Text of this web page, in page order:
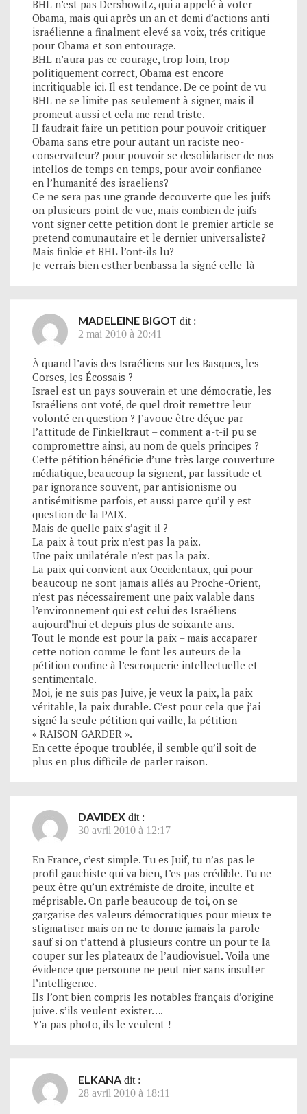
BHL n’est pas Dershowitz, qui a appelé à voter
Obama, mais qui après un an et demi d’actions anti-
israélienne a finalment elevé sa voix, trés critique
pour Obama et son entourage.
BHL n’aura pas ce courage, trop loin, trop
politiquement correct, Obama est encore
incritiquable ici. Il est tendance. De ce point de vu
BHL ne se limite pas seulement à signer, mais il
promeut aussi et cela me rend triste.
Il faudrait faire un petition pour pouvoir critiquer
Obama sans etre pour autant un raciste neo-
conservateur? pour pouvoir se desolidariser de nos
intellos de temps en temps, pour avoir confiance
en l’humanité des israeliens?
Ce ne sera pas une grande decouverte que les juifs
on plusieurs point de vue, mais combien de juifs
vont signer cette petition dont le premier article se
pretend comunautaire et le dernier universaliste?
Mais finkie et BHL l’ont-ils lu?
Je verrais bien esther benbassa la signé celle-là
MADELEINE BIGOT dit :
2 mai 2010 à 20:41
À quand l’avis des Israéliens sur les Basques, les
Corses, les Écossais ?
Israel est un pays souverain et une démocratie, les
Israéliens ont voté, de quel droit remettre leur
volonté en question ? J’avoue être déçue par
l’attitude de Finkielkraut – comment a-t-il pu se
compromettre ainsi, au nom de quels principes ?
Cette pétition bénéficie d’une très large couverture
médiatique, beaucoup la signent, par lassitude et
par ignorance souvent, par antisionisme ou
antisémitisme parfois, et aussi parce qu’il y est
question de la PAIX.
Mais de quelle paix s’agit-il ?
La paix à tout prix n’est pas la paix.
Une paix unilatérale n’est pas la paix.
La paix qui convient aux Occidentaux, qui pour
beaucoup ne sont jamais allés au Proche-Orient,
n’est pas nécessairement une paix valable dans
l’environnement qui est celui des Israéliens
aujourd’hui et depuis plus de soixante ans.
Tout le monde est pour la paix – mais accaparer
cette notion comme le font les auteurs de la
pétition confine à l’escroquerie intellectuelle et
sentimentale.
Moi, je ne suis pas Juive, je veux la paix, la paix
véritable, la paix durable. C’est pour cela que j’ai
signé la seule pétition qui vaille, la pétition
« RAISON GARDER ».
En cette époque troublée, il semble qu’il soit de
plus en plus difficile de parler raison.
DAVIDEX dit :
30 avril 2010 à 12:17
En France, c’est simple. Tu es Juif, tu n’as pas le
profil gauchiste qui va bien, t’es pas crédible. Tu ne
peux être qu’un extrémiste de droite, inculte et
méprisable. On parle beaucoup de toi, on se
gargarise des valeurs démocratiques pour mieux te
stigmatiser mais on ne te donne jamais la parole
sauf si on t’attend à plusieurs contre un pour te la
couper sur les plateaux de l’audiovisuel. Voila une
évidence que personne ne peut nier sans insulter
l’intelligence.
Ils l’ont bien compris les notables français d’origine
juive. s’ils veulent exister….
Y’a pas photo, ils le veulent !
ELKANA dit :
28 avril 2010 à 18:11